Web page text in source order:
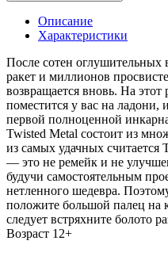
Описание
Характеристики
После сотен
ракет и миллионов
возвращается вновь. На
поместится у вас на ладони,
первой полноценной
Twisted Metal состоит из
из самых удачных считается
— это не ремейк и не
будучи самостоятельным
нетленного шедевра.
положите большой палец на
следует встряхните болото
Возраст 12+